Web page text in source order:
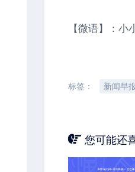
【微语】：
标签： 新闻早
您可能还